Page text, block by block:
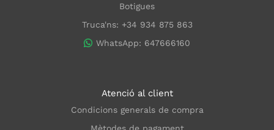
Botigues
Truca'ns: +34 934 875 863
WhatsApp: 647666160
Atenció al client
Condicions generals de compra
Mètodes de pagament